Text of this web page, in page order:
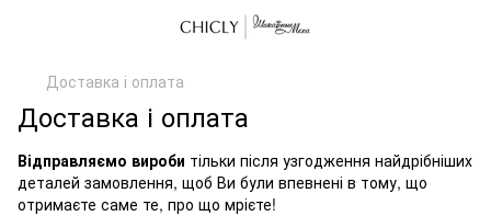
Доставка і оплата
Доставка і оплата
Відправляємо вироби тільки після узгодження найдрібніших
деталей замовлення, щоб Ви були впевнені в тому, що
отримаєте саме те, про що мрієте!